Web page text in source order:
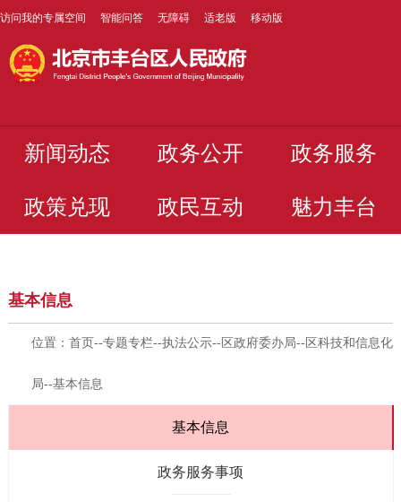
访问我的专属空间 智能问答 无障碍 适老版 移动版
新闻动态 政务公开 政务服务
政策兑现 政民互动 魅力丰台
基本信息
位置： 首页 --专题专栏--执法公示--区政府委办局--区科技和信息化
局--基本信息
基本信息
政务服务事项